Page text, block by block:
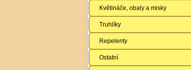
Květináče, obaly a misky
Truhlíky
Repelenty
Ostatní